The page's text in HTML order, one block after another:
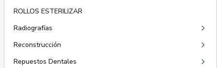
ROLLOS ESTERILIZAR
Radiografías
keyboard_arrow_right
Reconstrucción keyboard_arrow_right
Repuestos Dentales keyboard_arrow_right